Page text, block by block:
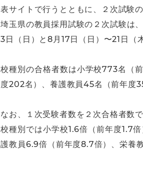
表サイトで行うとともに、２次試験
埼玉県の教員採用試験の２次試験は
3日（日）と8月17日（日）〜21日
校種別の合格者数は小学校773名（
度202名）、養護教員45名（前年度
なお、１次受験者数を２次合格者数
校種別では小学校1.6倍（前年度1.7
護教員6.9倍（前年度8.7倍）、栄養